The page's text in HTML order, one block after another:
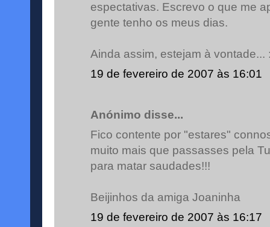
espectativas. Escrevo o que me
gente tenho os meus dias.
Ainda assim, estejam à vontade...
19 de fevereiro de 2007 às 16:01
Anónimo disse...
Fico contente por "estares"
muito mais que passasses pela
para matar saudades!!!
Beijinhos da amiga Joaninha
19 de fevereiro de 2007 às 16:17